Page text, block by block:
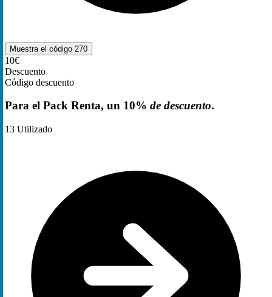
Muestra el código 270
10€
Descuento
Código descuento
Para el Pack Renta, un 10% de descuento.
13 Utilizado